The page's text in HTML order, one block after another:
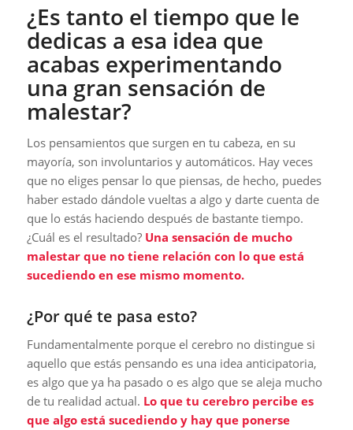
¿Es tanto el tiempo que le
dedicas a esa idea que
acabas experimentando
una gran sensación de
malestar?
Los pensamientos que surgen en tu cabeza, en su
mayoría, son involuntarios y automáticos. Hay veces
que no eliges pensar lo que piensas, de hecho, puedes
haber estado dándole vueltas a algo y darte cuenta de
que lo estás haciendo después de bastante tiempo.
¿Cuál es el resultado? Una sensación de mucho
malestar que no tiene relación con lo que está
sucediendo en ese mismo momento.
¿Por qué te pasa esto?
Fundamentalmente porque el cerebro no distingue si
aquello que estás pensando es una idea anticipatoria,
es algo que ya ha pasado o es algo que se aleja mucho
de tu realidad actual. Lo que tu cerebro percibe es
que algo está sucediendo y hay que ponerse